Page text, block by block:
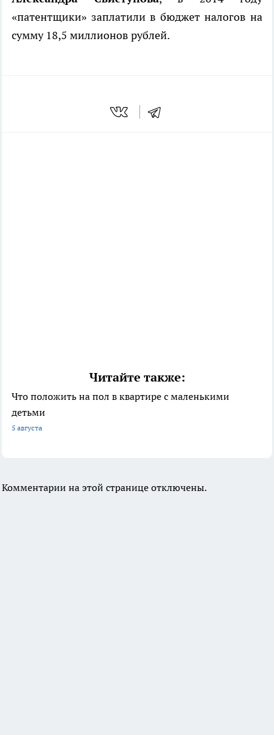
«патентщики» заплатили в бюджет налогов на
сумму 18,5 миллионов рублей.
Читайте также:
Что положить на пол в квартире с маленькими
детьми
5 августа
Комментарии на этой странице отключены.